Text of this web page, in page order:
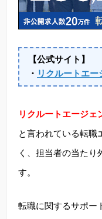
【公式サイト】
・ リクルートエー
リクルートエージェ
と言われている転職
く、担当者の当た
す。
転職に関するサポー